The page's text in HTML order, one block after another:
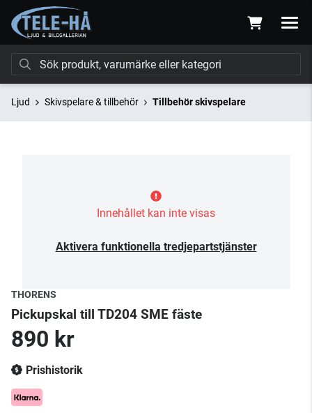
Ljud Skivspelare & tillbehör Tillbehör skivspelare
Innehållet kan inte visas
Aktivera funktionella tredjepartstjänster
THORENS
Pickupskal till TD204 SME fäste
890 kr
Prishistorik